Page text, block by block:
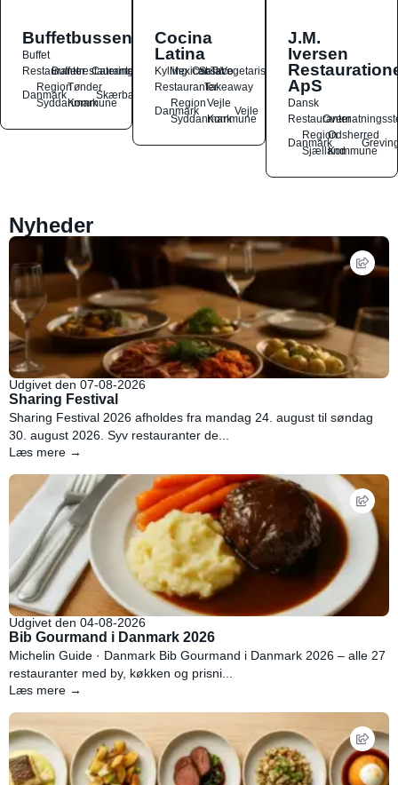
Buffetbussen
Buffet
Restauranter
Buffetrestauranter
Catering
Danmark
Region
Syddanmark
Tønder
Kommune
Skærbæk
Cocina
Latina
Kylling
Mexicansk
OstSalat
TacoVegetarisk
RestauranterTakeaway
Danmark
Region
Syddanmark
Vejle
Kommune
Vejle
J.M.
Iversen
ApS
Dansk
Restauranter
Danmark
Region
Sjælland
Odsherred
Kommune
Nyheder
Udgivet den 07-08-2026
Sharing Festival
Sharing Festival 2026 afholdes fra mandag 24. august til søndag
30. august 2026. Syv restauranter de...
Læs mere →
Udgivet den 04-08-2026
Bib Gourmand i Danmark 2026
Michelin Guide · Danmark Bib Gourmand i Danmark 2026 – alle 27
restauranter med by, køkken og prisni...
Læs mere →